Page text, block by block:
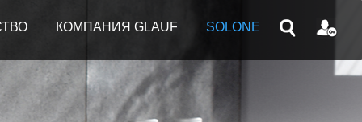
КОМПАНИЯ GLAUF SOLONE